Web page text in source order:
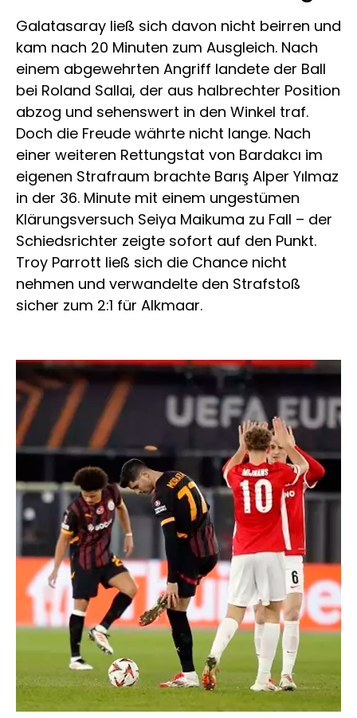
Galatasaray ließ sich davon nicht beirren und
kam nach 20 Minuten zum Ausgleich. Nach
einem abgewehrten Angriff landete der Ball
bei Roland Sallai, der aus halbrechter Position
abzog und sehenswert in den Winkel traf.
Doch die Freude währte nicht lange. Nach
einer weiteren Rettungstat von Bardakcı im
eigenen Strafraum brachte Barış Alper Yılmaz
in der 36. Minute mit einem ungestümen
Klärungsversuch Seiya Maikuma zu Fall – der
Schiedsrichter zeigte sofort auf den Punkt.
Troy Parrott ließ sich die Chance nicht
nehmen und verwandelte den Strafstoß
sicher zum 2:1 für Alkmaar.